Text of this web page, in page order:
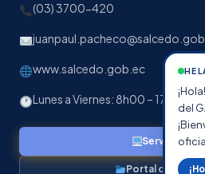
(03) 3700-420
www.salcedo.gob.ec
Lunes a Viernes: 8h00 – 17h00
Servicios en
Portal de
del